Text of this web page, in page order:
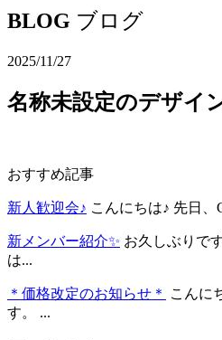
BLOG ブログ
2025/11/27
名称未設定のデザイ
おすすめ記事
新人歓迎会♪ こんにちは♪ 先日、
新メンバー紹介✨ お久しぶりで
は...
＊価格改定のお知らせ＊
こんに
す。 ...